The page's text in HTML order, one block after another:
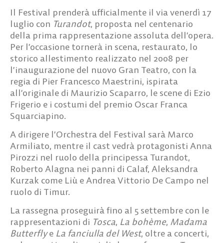
Il Festival prenderà ufficialmente il via venerdì 17
luglio con Turandot, proposta nel centenario
della prima rappresentazione assoluta dell’opera.
Per l’occasione tornerà in scena, restaurato, lo
storico allestimento realizzato nel 2008 per
l’inaugurazione del nuovo Gran Teatro, con la
regia di Pier Francesco Maestrini, ispirata
all’originale di Maurizio Scaparro, le scene di Ezio
Frigerio e i costumi del premio Oscar Franca
Squarciapino.
A dirigere l’Orchestra del Festival sarà Marco
Armiliato, mentre il cast vedrà protagonisti Anna
Pirozzi nel ruolo della principessa Turandot,
Roberto Alagna nei panni di Calaf, Aleksandra
Kurzak come Liù e Andrea Vittorio De Campo nel
ruolo di Timur.
La rassegna proseguirà fino al 5 settembre con le
rappresentazioni di Tosca, La bohème, Madama
Butterflye La fanciulla del West, oltre a concerti,